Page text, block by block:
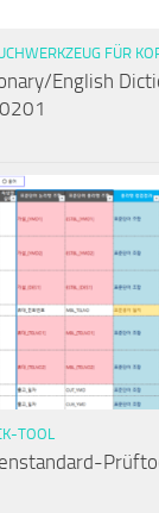
FÜR
English
TOOL